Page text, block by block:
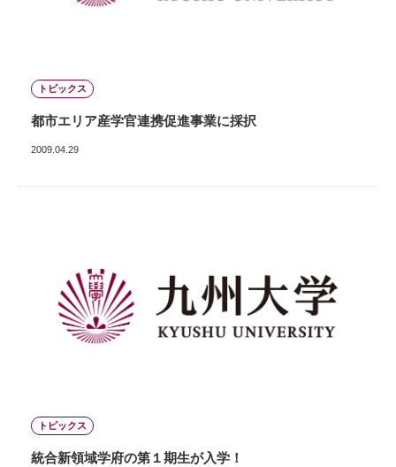
トピックス
都市エリア産学官連携促進事業に採択
2009.04.29
トピックス
統合新領域学府の第１期生が入学！